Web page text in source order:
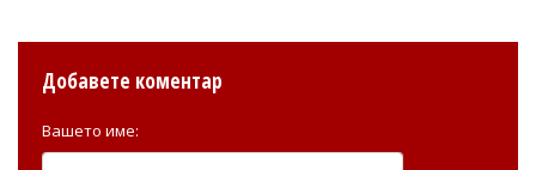
Добавете коментар
Вашето име: